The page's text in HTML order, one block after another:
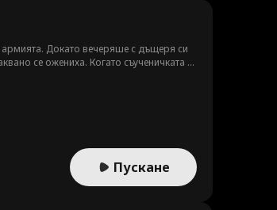
армията. Докато вечеряше с дъщеря си
се ожениха. Когато съученичката и
Пускане